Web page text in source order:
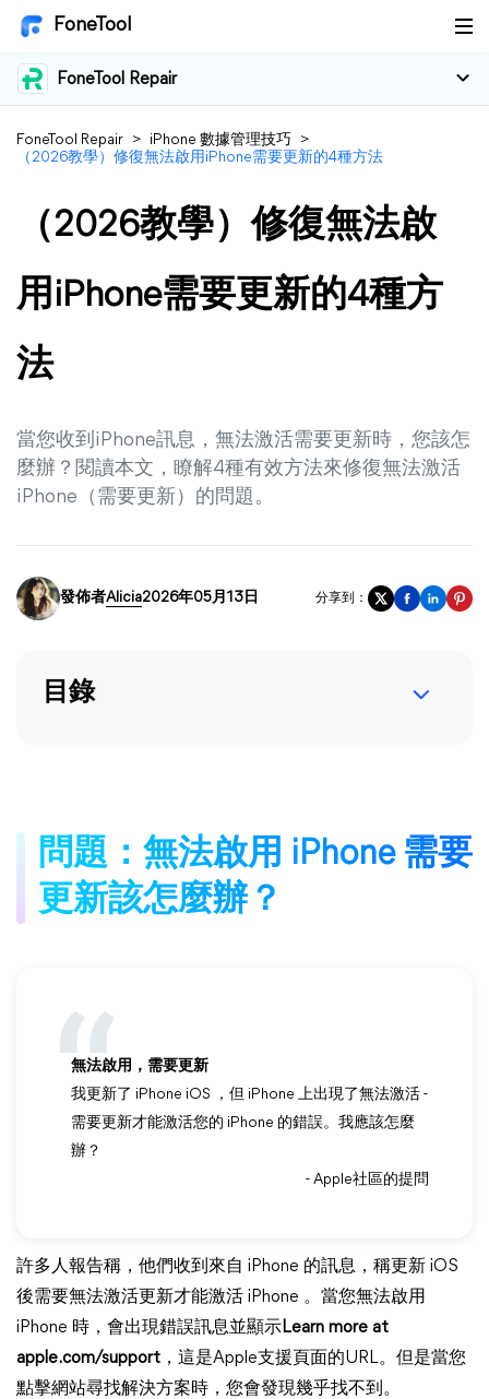
FoneTool
FoneTool Repair
FoneTool Repair > iPhone 數據管理技巧
>
（2026教學）修復無法啟用iPhone需要更新的4種方法
（2026教學）修復無法啟
用iPhone需要更新的4種方
法
當您收到iPhone訊息，無法激活需要更新時，您該怎
麼辦？閱讀本文，瞭解4種有效方法來修復無法激活
iPhone（需要更新）的問題。
發佈者Alicia2026年05月13日 分享到：
目錄
問題：無法啟用 iPhone 需要
更新該怎麼辦？
無法啟用，需要更新
我更新了 iPhone iOS ，但 iPhone 上出現了無法激活 -
需要更新才能激活您的 iPhone 的錯誤。我應該怎麼
辦？
- Apple社區的提問
許多人報告稱，他們收到來自 iPhone 的訊息，稱更新 iOS
後需要無法激活更新才能激活 iPhone 。當您無法啟用
iPhone 時，會出現錯誤訊息並顯示Learn more at
apple.com/support ，這是Apple支援頁面的URL。但是當您
點擊網站尋找解決方案時，您會發現幾乎找不到。